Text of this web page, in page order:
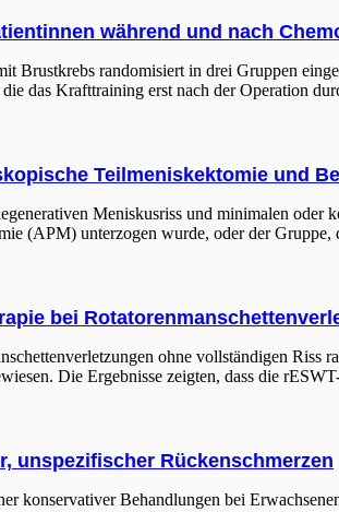
während und nach
Brustkrebs randomisiert in drei Gruppen
das Krafttraining erst nach der Operation
Teilmeniskektomie und
Meniskusriss und minimalen
(APM) unterzogen wurde, oder der
bei
ohne vollständigen
Die Ergebnisse zeigten, dass die
unspezifischer Rückenschmerzen
konservativer Behandlungen bei